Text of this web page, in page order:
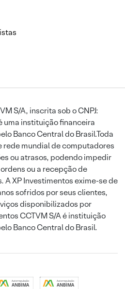
S/A, inscrita sob o CNPJ:
instituição financeira
Banco Central do Brasil.Toda
rede mundial de computadores
ou atrasos, podendo impedir
ou a recepção de
A XP Investimentos exime-se de
sofridos por seus clientes,
disponibilizados por
CCTVM S/A é instituição
Banco Central do Brasil.